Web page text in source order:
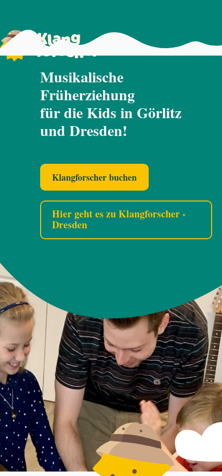
Musikalische
Früherziehung
für die Kids in Görlitz
und Dresden!
Klangforscher buchen
Hier geht es zu Klangforscher -
Dresden